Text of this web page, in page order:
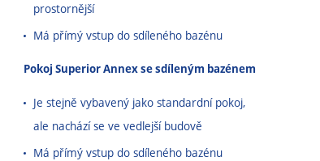
prostornější
Má přímý vstup do sdíleného bazénu
Pokoj Superior Annex se sdíleným bazénem
Je stejně vybavený jako standardní pokoj,
ale nachází se ve vedlejší budově
Má přímý vstup do sdíleného bazénu